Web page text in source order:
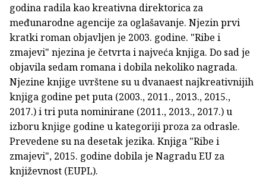
godina radila kao kreativna direktorica za
međunarodne agencije za oglašavanje. Njezin prvi
kratki roman objavljen je 2003. godine. "Ribe i
zmajevi" njezina je četvrta i najveća knjiga. Do sad je
objavila sedam romana i dobila nekoliko nagrada.
Njezine knjige uvrštene su u dvanaest najkreativnijih
knjiga godine pet puta (2003., 2011., 2013., 2015.,
2017.) i tri puta nominirane (2011., 2013., 2017.) u
izboru knjige godine u kategoriji proza za odrasle.
Prevedene su na desetak jezika. Knjiga "Ribe i
zmajevi", 2015. godine dobila je Nagradu EU za
književnost (EUPL).